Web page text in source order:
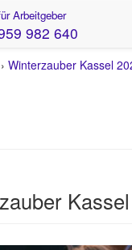
Arbeitgeber
982 640
› Winterzauber Kassel